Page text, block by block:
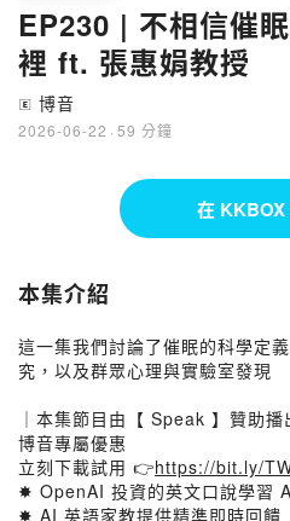
EP230 | 不相信催
裡 ft. 張惠娟教授
🄴 博音
2026-06-22 · 59 分鐘
在 KKBOX
本集介紹
這一集我們討論了催眠的科學定
究，以及群眾心理與實驗室發現
｜本集節目由【 Speak 】贊助播
博音專屬優惠
立刻下載試用 👉https://bit.ly/
✸ OpenAI 投資的英文口說學習
✸ AI 英語家教提供精準即時回饋